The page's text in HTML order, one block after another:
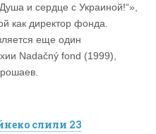
и сердце с Украиной!“»,
как директор фонда.
еще один
Nadačný fond (1999),
слили 23